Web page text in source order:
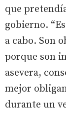
que
gobierno.
a cabo. Son
porque son
asevera,
mejor
durante un